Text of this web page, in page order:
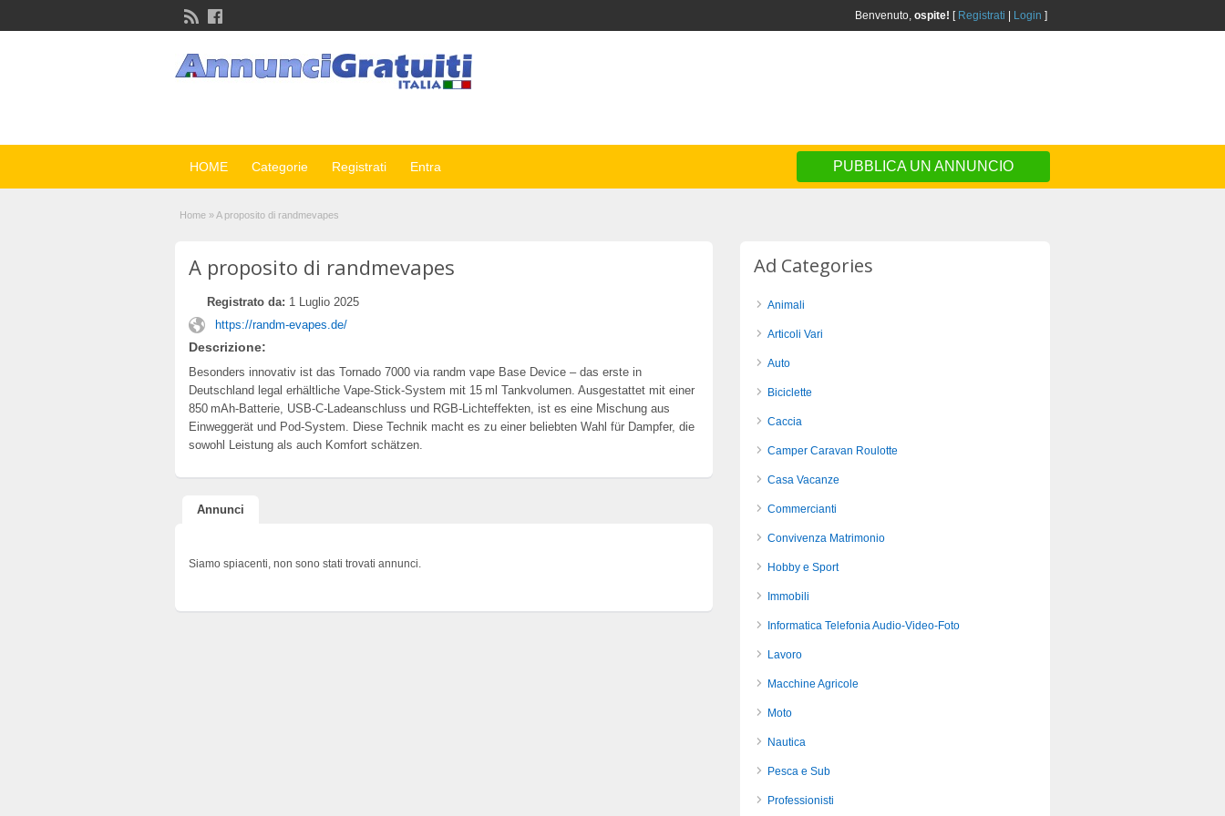
Benvenuto, ospite! [ Registrati Login ]
HOME Categorie Registrati Entra PUBBLICA UN ANNUNCIO
Home »A proposito di randmevapes
A proposito di randmevapes
Registrato da: 1 Luglio 2025
https://randm-evapes.de/
Descrizione:
Besonders innovativ ist das Tornado 7000 via randm vape Base Device – das erste in
Deutschland legal erhältliche Vape-Stick-System mit 15 ml Tankvolumen. Ausgestattet mit einer
850 mAh-Batterie, USB‑C-Ladeanschluss und RGB-Lichteffekten, ist es eine Mischung aus
Einweggerät und Pod-System. Diese Technik macht es zu einer beliebten Wahl für Dampfer, die
sowohl Leistung als auch Komfort schätzen.
Annunci
Siamo spiacenti, non sono stati trovati annunci.
Ad Categories
Animali
Articoli Vari
Auto
Biciclette
Caccia
Camper Caravan Roulotte
Casa Vacanze
Commercianti
Convivenza Matrimonio
Hobby e Sport
Immobili
Informatica Telefonia Audio-Video-Foto
Lavoro
Macchine Agricole
Moto
Nautica
Pesca e Sub
Professionisti